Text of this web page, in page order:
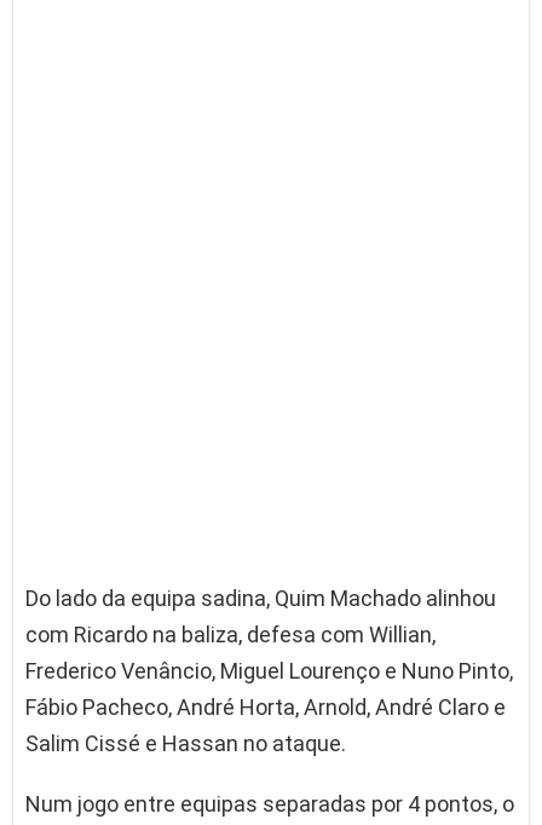
Do lado da equipa sadina, Quim Machado alinhou
com Ricardo na baliza, defesa com Willian,
Frederico Venâncio, Miguel Lourenço e Nuno Pinto,
Fábio Pacheco, André Horta, Arnold, André Claro e
Salim Cissé e Hassan no ataque.
Num jogo entre equipas separadas por 4 pontos, o